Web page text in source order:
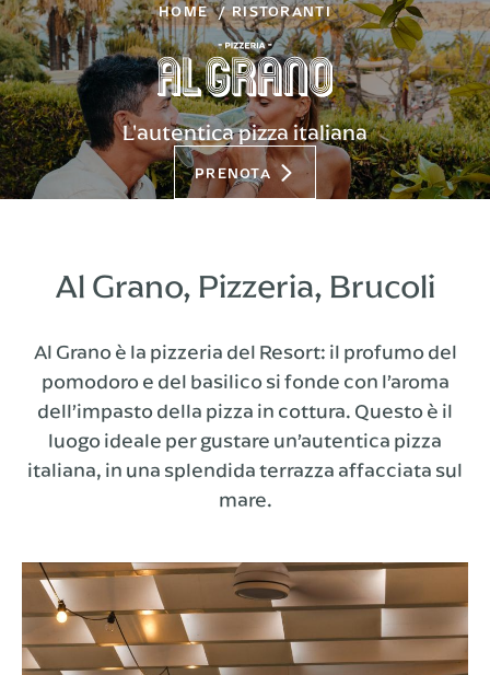
HOME RISTORANTI
L'autentica pizza italiana
PRENOTA
Al Grano, Pizzeria, Brucoli
Al Grano è la pizzeria del Resort: il profumo del
pomodoro e del basilico si fonde con l’aroma
dell’impasto della pizza in cottura. Questo è il
luogo ideale per gustare un’autentica pizza
italiana, in una splendida terrazza affacciata sul
mare.